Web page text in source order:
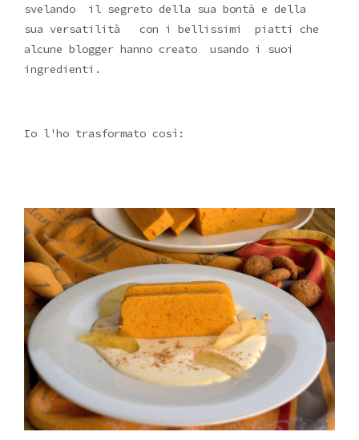
svelando il segreto della sua bontà e della
sua versatilità con i bellissimi piatti che
alcune blogger hanno creato usando i suoi
ingredienti.
Io l'ho trasformato così: